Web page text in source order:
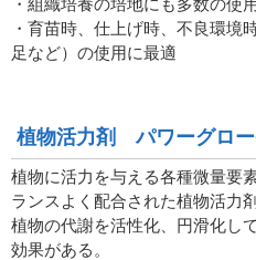
・組織培養の培地にも多数の使
・育苗時、仕上げ時、不良環境
足など）の使用に最適
植物活力剤 パワーグロ
植物に活力を与える各種微量要
ランスよく配合された植物活力剤
植物の代謝を活性化、円滑化し
効果がある。